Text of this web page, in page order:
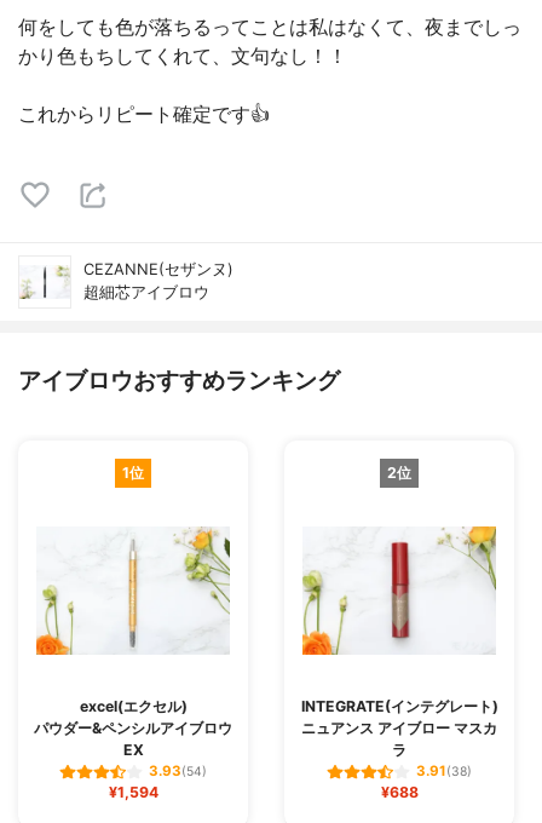
何をしても色が落ちるってことは私はなくて、夜までしっ
かり色もちしてくれて、文句なし！！
これからリピート確定です👍
CEZANNE(セザンヌ)
超細芯アイブロウ
アイブロウおすすめランキング
1位
excel(エクセル)
パウダー&ペンシルアイブロウ
EX
3.93(54)
¥1,594
2位
INTEGRATE(インテグレート)
ニュアンス アイブロー マスカ
ラ
3.91(38)
¥688